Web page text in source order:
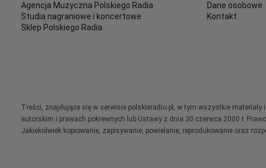
Agencja Muzyczna Polskiego Radia
Studia nagraniowe i koncertowe
Sklep Polskiego Radia
Dane osobowe
Kontakt
Treści, znajdujące się w serwisie polskieradio.pl, w tym wszystkie
autorskim i prawach pokrewnych lub Ustawy z dnia 30 czerwca 2000 r.
Jakiekolwiek kopiowanie, zapisywanie, powielanie, reprodukowanie oraz